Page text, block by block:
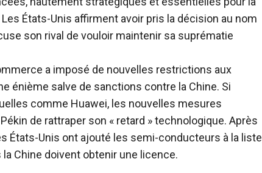
États-Unis affirment avoir pris la décision au nom
son rival de vouloir maintenir sa suprématie
a imposé de nouvelles restrictions aux
énième salve de sanctions contre la Chine. Si
comme Huawei, les nouvelles mesures
de rattraper son « retard » technologique. Après
États-Unis ont ajouté les semi-conducteurs à la liste
Chine doivent obtenir une licence.